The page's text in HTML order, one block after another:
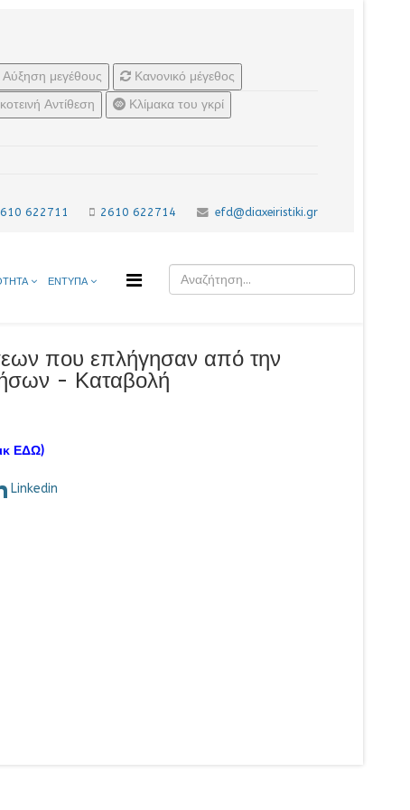
Αύξηση μεγέθους
Κανονικό μέγεθος
Αντίθεση
Κλίμακα του γκρί
622711 2610 622714 efd@diaxeiristiki.gr
ΕΝΤΥΠΑ
που επλήγησαν από την
- Καταβολή
ΕΔΩ)
Linkedin